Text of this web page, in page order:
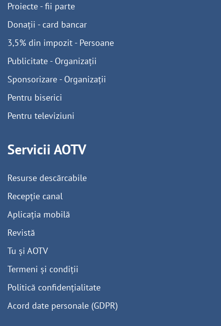
Proiecte - fii parte
Donații - card bancar
3,5% din impozit - Persoane
Publicitate - Organizații
Sponsorizare - Organizații
Pentru biserici
Pentru televiziuni
Servicii AOTV
Resurse descărcabile
Recepție canal
Aplicația mobilă
Revistă
Tu și AOTV
Termeni și condiții
Politică confidențialitate
Acord date personale (GDPR)